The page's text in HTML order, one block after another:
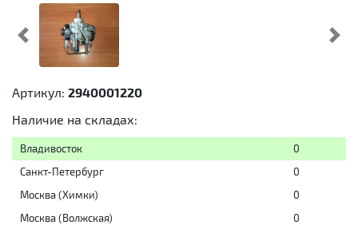
Предыдущий
Артикул: 2940001220
Наличие на складах:
Владивосток
0
Санкт-Петербург
0
Москва (Химки)
0
Москва (Волжская)
0